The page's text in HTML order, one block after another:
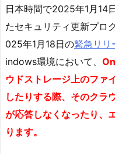
日本時間で2025年1月14
たセキュリティ更新プロ
025年1月18日の緊急リリ
indows環境において、
ウドストレージ上のファ
したりする際、そのクラ
が応答しなくなったり、
ります。